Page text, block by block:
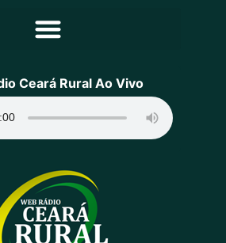
Equipe
Contato
Ceará Rural Ao Vivo